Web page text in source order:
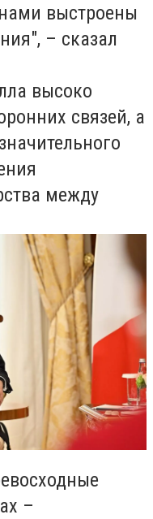
выстроены
– сказал
высоко
связей, а
между
–